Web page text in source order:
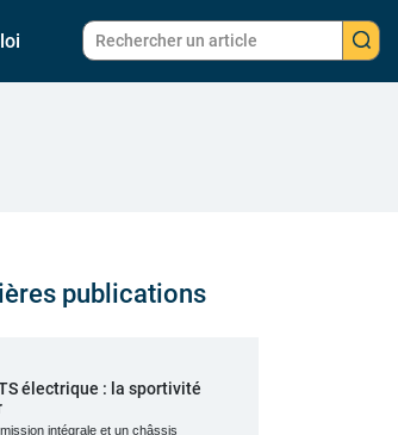
publications
électrique : la sportivité
intégrale et un châssis